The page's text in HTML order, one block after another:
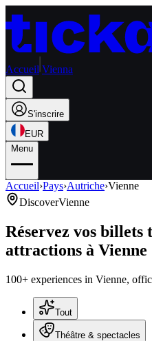
Accueil Vienna
S'inscrire
EUR
Menu
Accueil›Pays›Autriche›Vienne
DiscoverVienne
Réservez vos billets
attractions à Vienne
100+ experiences in Vienne,
Tout
Théâtre & spectacles